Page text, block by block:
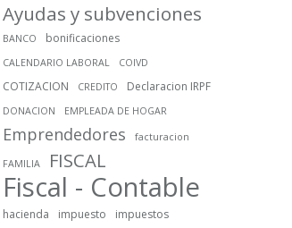
Ayudas y subvenciones
BANCO bonificaciones
CALENDARIO LABORAL COIVD
COTIZACION CREDITO Declaracion IRPF
DONACION EMPLEADA DE HOGAR
Emprendedores facturacion
FAMILIA FISCAL
Fiscal - Contable
hacienda impuesto
impuestos